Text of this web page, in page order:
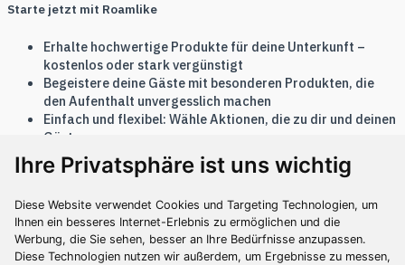
Ihre Privatsphäre ist uns wichtig
Diese Website verwendet Cookies und Targeting Technologien, um
Ihnen ein besseres Internet-Erlebnis zu ermöglichen und die
Werbung, die Sie sehen, besser an Ihre Bedürfnisse anzupassen.
Diese Technologien nutzen wir außerdem, um Ergebnisse zu messen,
Starte jetzt mit Roamlike
Erhalte hochwertige Produkte für deine Unterkunft –
kostenlos oder stark vergünstigt
Begeistere deine Gäste mit besonderen Produkten, die
den Aufenthalt unvergesslich machen
Einfach und flexibel: Wähle Aktionen, die zu dir und deinen
Gästen passen
Jetzt starten
© 2026 Spaces & Creations GmbH
Datenschutz Impressum